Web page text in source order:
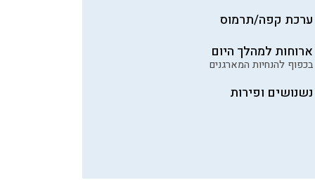
ערכת קפה/תרמוס
ארוחות למהלך היום
בכפוף להנחיות המארגנים
נשנושים ופירות